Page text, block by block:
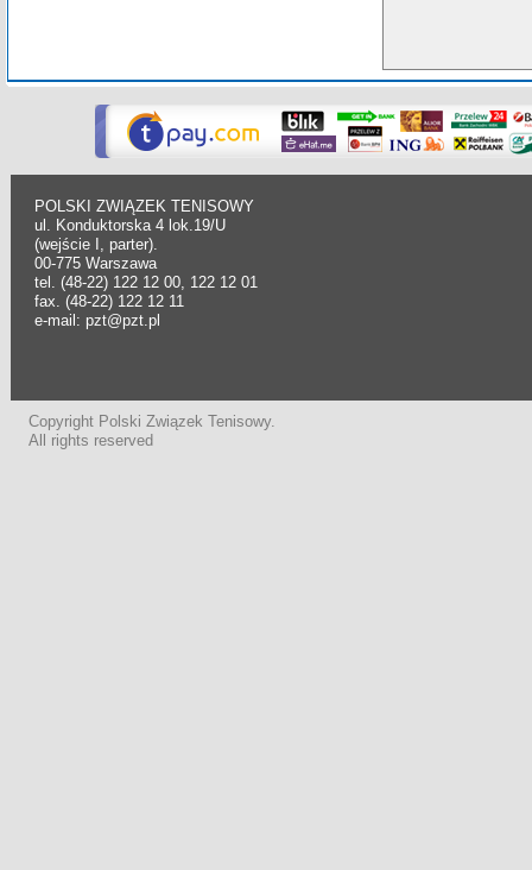
POLSKI ZWIĄZEK TENISOWY
ul. Konduktorska 4 lok.19/U
(wejście I, parter).
00-775 Warszawa
tel. (48-22) 122 12 00, 122 12 01
fax. (48-22) 122 12 11
e-mail: pzt@pzt.pl
Copyright Polski Związek Tenisowy.
All rights reserved